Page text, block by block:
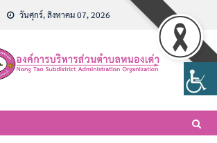
วันศุกร์, สิงหาคม 07, 2026